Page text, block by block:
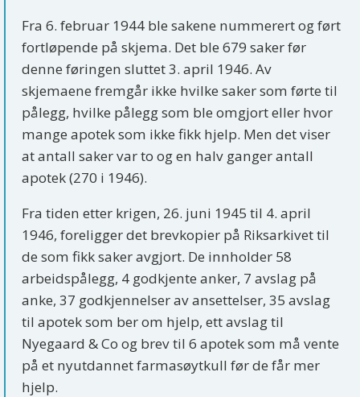
Fra 6. februar 1944 ble sakene nummerert og ført
fortløpende på skjema. Det ble 679 saker før
denne føringen sluttet 3. april 1946. Av
skjemaene fremgår ikke hvilke saker som førte til
pålegg, hvilke pålegg som ble omgjort eller hvor
mange apotek som ikke fikk hjelp. Men det viser
at antall saker var to og en halv ganger antall
apotek (270 i 1946).
Fra tiden etter krigen, 26. juni 1945 til 4. april
1946, foreligger det brevkopier på Riksarkivet til
de som fikk saker avgjort. De innholder 58
arbeidspålegg, 4 godkjente anker, 7 avslag på
anke, 37 godkjennelser av ansettelser, 35 avslag
til apotek som ber om hjelp, ett avslag til
Nyegaard & Co og brev til 6 apotek som må vente
på et nyutdannet farmasøytkull før de får mer
hjelp.